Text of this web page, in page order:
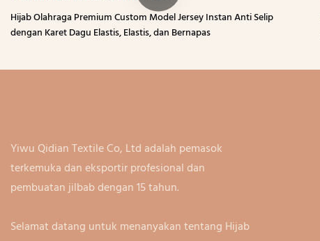
Hijab Olahraga Premium Custom Model Jersey Instan Anti Selip
dengan Karet Dagu Elastis, Elastis, dan Bernapas
Yiwu Qidian Textile Co, Ltd adalah pemasok
terkemuka dan eksportir profesional dan
pembuatan jilbab dengan 15 tahun.
Selamat datang untuk menanyakan tentang Hijab